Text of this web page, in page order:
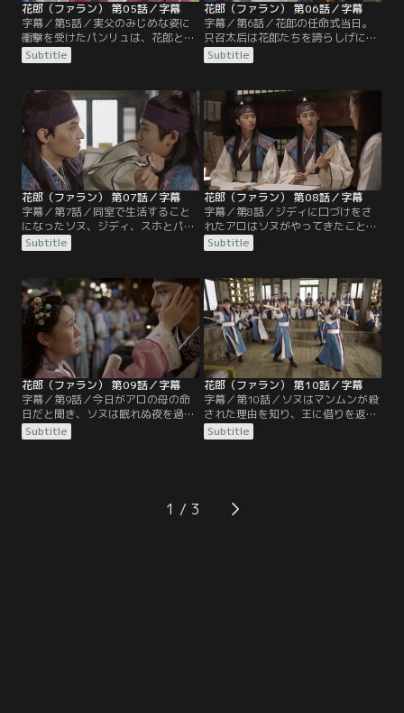
花郎（ファラン） 第05話／字幕
字幕／第5話／実父のみじめな姿に
衝撃を受けたパンリュは、花郎とな
って権力をつかめという養父ヨンシ
ルの言葉に従う。ムミョンことソヌ
ロを守るために花郎となることを決
意。ソヌはアロに文字の読み書きを
教わりながら、なぜか胸の高鳴りを
感じて戸惑うのだった。一方、ジデ
ィは神国を変えたいというもう一つ
の本心をウィファに明かし…。
Subtitle
花郎（ファラン） 第06話／字幕
字幕／第6話／花郎の任命式当日。
只召太后は花郎たちを誇らしげに眺
めるが、アンジの息子ソヌがいない
ことに気づき、やきもきしながら彼
に監禁されたソヌとジディは、アロ
を救い出そうと奮闘していた。やが
てジディはソヌと共に任命式の場に
現れ、只召太后を驚愕させる。その
後、花郎たちは居住空間である仙門
に入所。
Subtitle
花郎（ファラン） 第07話／字幕
字幕／第7話／同室で生活すること
になったソヌ、ジディ、スホとパン
リュ、そしてヨウル。別室の花郎た
ちは、初日の朝からケンカを始めた
開いたと噂する。ウィファは「三
度“不可”を言い渡された者は追放」
という規則を掲げ、花郎の訓練を開
始。パンリュはソヌの追放を目論ん
で挑発を繰り返し…。
Subtitle
花郎（ファラン） 第08話／字幕
字幕／第8話／ジディに口づけをさ
れたアロはソヌがやってきたことに
気づき、あわてて医務室に戻る。ソ
ヌは2人の間に流れる妙な雰囲気を
くなと警告。だが、ジディは少しも
ひるまず、アロを好きになったとソ
ヌに宣言する。ソヌはアロの前で兄
らしく振る舞うべく、妹への接し方
をスホに尋ねて…。そんな中…。
Subtitle
花郎（ファラン） 第09話／字幕
字幕／第9話／今日がアロの母の命
日だと聞き、ソヌは眠れぬ夜を過ご
していた。ヨウルの秘策によって仙
門の警備が手薄になったことを知っ
ヌは生前の母について妙な発言をす
る。アロはそんなソヌを訝しく思い
Subtitle
花郎（ファラン） 第10話／字幕
字幕／第10話／ソヌはマンムンが殺
された理由を知り、王に借りを返す
と心に誓う。一方、ウィファは只召
太后と大臣たちに中秋の祝宴で花郎
アロはウルクに本当の兄について尋
ね、正体を問いただされたソヌはア
Subtitle
1